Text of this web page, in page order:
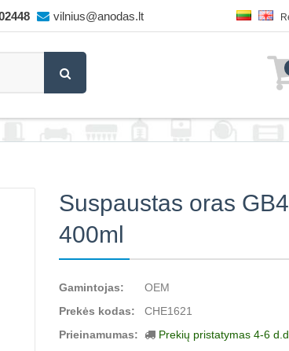
vilnius@anodas.lt
Suspaustas oras
400ml
Gamintojas:
OEM
Prekės kodas:
CHE1621
Prieinamumas:
Prekių pristatymas 4-6 d.d.